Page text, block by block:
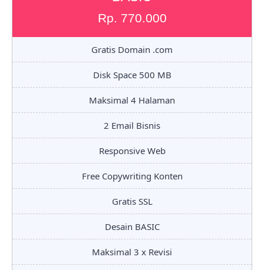
Rp. 770.000
Gratis Domain .com
Disk Space 500 MB
Maksimal 4 Halaman
2 Email Bisnis
Responsive Web
Free Copywriting Konten
Gratis SSL
Desain BASIC
Maksimal 3 x Revisi